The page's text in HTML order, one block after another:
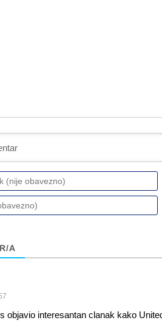
ili
A
objavio interesantan clanak kako